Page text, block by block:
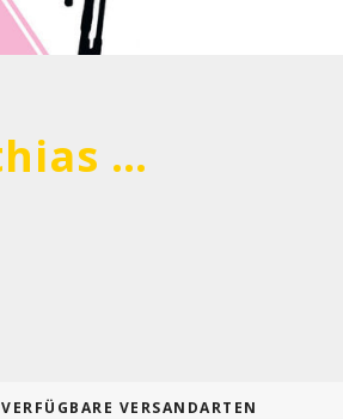
bunkersalon »remembering Matthias Kaul« (3G)
VERFÜGBARE VERSANDARTEN